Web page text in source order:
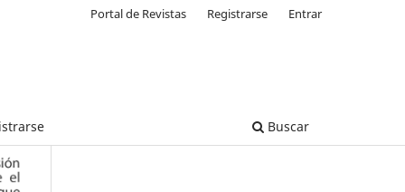
Buscar
Portal de Revistas Registrarse Entrar